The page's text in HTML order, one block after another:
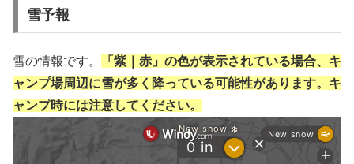
雪予報
雪の情報です。
「紫｜赤」の色が表示されている場合、キ
ャンプ場周辺に雪が多く降っている可能性があります。キ
ャンプ時には注意してください。